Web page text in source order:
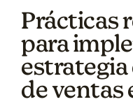
Prácticas
para
estrategia
de ventas